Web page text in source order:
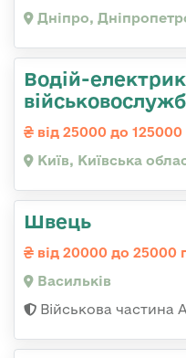
Дніпро,
Водій-
від 25000 до 125000
Київ, Київська
Швець
від 20000 до 25000
Васильків
Військова частина